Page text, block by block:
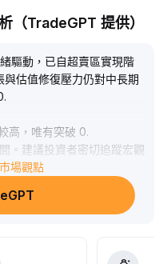
TradeGPT 提供）
驅動，已自超賣區實現階
估值修復壓力仍對中長期
.
高，唯有突破 0.
。建議投資者密切追蹤宏觀
倉位，防範估值回調風
場觀點